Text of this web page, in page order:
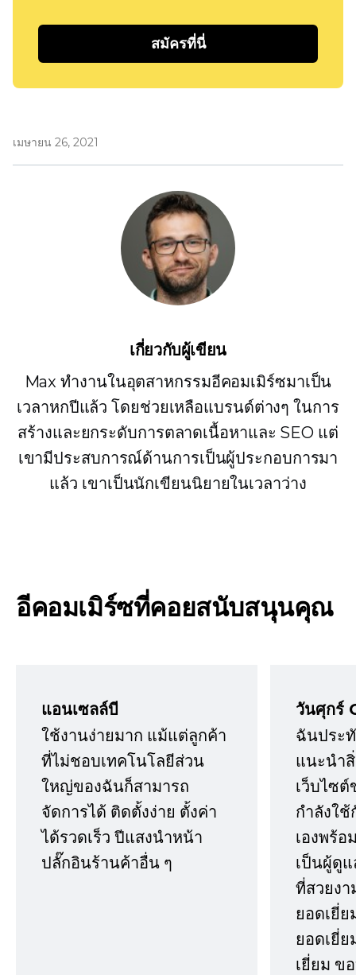
สมัครที่นี่
เมษายน 26, 2021
เกี่ยวกับผู้เขียน
Max ทำงานในอุตสาหกรรมอีคอมเมิร์ซมาเป็น
เวลาหกปีแล้ว โดยช่วยเหลือแบรนด์ต่างๆ ในการ
สร้างและยกระดับการตลาดเนื้อหาและ SEO แต่
เขามีประสบการณ์ด้านการเป็นผู้ประกอบการมา
แล้ว เขาเป็นนักเขียนนิยายในเวลาว่าง
อีคอมเมิร์ซที่คอยสนับสนุนคุณ
แอนเซลล์บี
ใช้งานง่ายมาก แม้แต่ลูกค้า
ที่ไม่ชอบเทคโนโลยีส่วน
ใหญ่ของฉันก็สามารถ
จัดการได้ ติดตั้งง่าย ตั้งค่า
ได้รวดเร็ว ปีแสงนำหน้า
ปลั๊กอินร้านค้าอื่น ๆ
วันศุกร์
ฉันประ
แนะนำ
เว็บไซ
กำลังใ
เองพร้
เป็นผู้ดูแ
ที่สวยง
ยอดเยี่ย
ยอดเยี่
เยี่ยม ข